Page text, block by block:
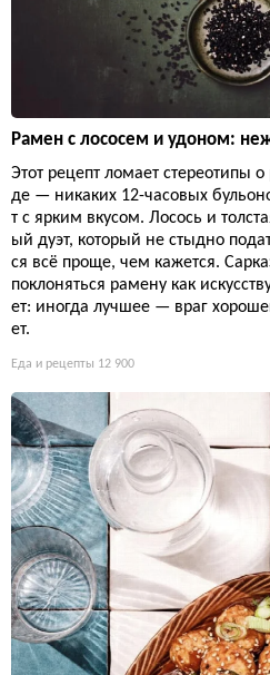
Рамен с лососем и удоном:
Этот рецепт ломает стереотипы
де — никаких 12-часовых
т с ярким вкусом. Лосось и
ый дуэт, который не стыдно
ся всё проще, чем кажется.
поклоняться рамену как
ет: иногда лучшее — враг
ет.
Еда и рецепты 12 900